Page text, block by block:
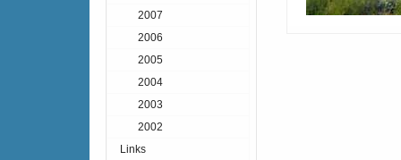
2007
2006
2005
2004
2003
2002
Links